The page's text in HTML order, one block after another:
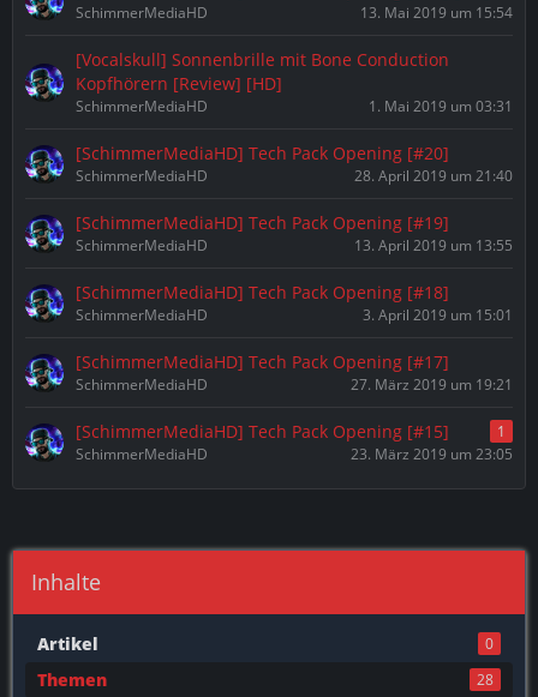
SchimmerMediaHD 13. Mai 2019 um 15:54
[Vocalskull] Sonnenbrille mit Bone Conduction
Kopfhörern [Review] [HD]
SchimmerMediaHD 1. Mai 2019 um 03:31
[SchimmerMediaHD] Tech Pack Opening [#20]
SchimmerMediaHD 28. April 2019 um 21:40
[SchimmerMediaHD] Tech Pack Opening [#19]
SchimmerMediaHD 13. April 2019 um 13:55
[SchimmerMediaHD] Tech Pack Opening [#18]
SchimmerMediaHD 3. April 2019 um 15:01
[SchimmerMediaHD] Tech Pack Opening [#17]
SchimmerMediaHD 27. März 2019 um 19:21
[SchimmerMediaHD] Tech Pack Opening [#15]
1
SchimmerMediaHD
23. März 2019 um 23:05
Inhalte
Artikel 0
Themen 28